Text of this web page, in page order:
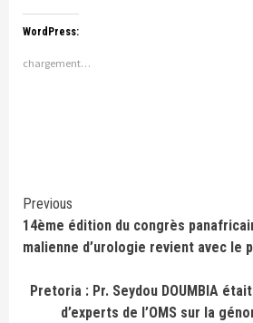
WordPress:
chargement…
Continue
Reading
Previous
14ème édition du congrès
malienne d’urologie revient avec le
Pretoria : Pr. Seydou DOUMBIA
d’experts de l’OMS sur la